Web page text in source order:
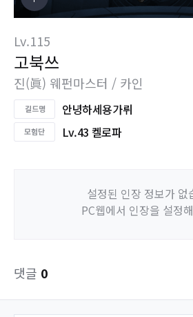
Lv.115
고북쓰
진(眞) 웨펀마스터 / 카인
안녕하세용가뤼
Lv.43 켈로파
설정된 인장 정보가 없
PC웹에서 인장을 설정
댓글 0